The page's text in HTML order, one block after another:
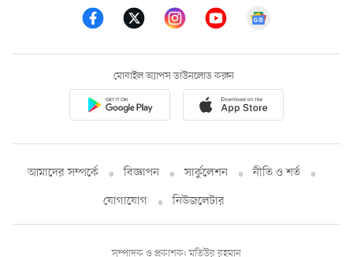
মোবাইল অ্যাপস ডাউনলোড করুন
আমাদের সম্পর্কে বিজ্ঞাপন সার্কুলেশন
নীতি ও শর্ত
যোগাযোগ
নিউজলেটার
সম্পাদক ও প্রকাশক: মতিউর রহমান